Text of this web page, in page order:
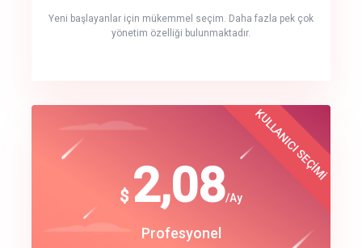
Yeni başlayanlar için mükemmel seçim. Daha fazla pek çok
yönetim özelliği bulunmaktadır.
crm auto cync
track energy costs
$ 2,08/Ay
Profesyonel
KULLANICI SEÇİMİ
$
180
Start Up
Best Choice